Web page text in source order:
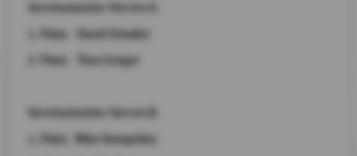
Vereinsmeister Herren A:
1. Platz: David Schuller
2. Platz: Theo Gröger
Vereinsmeister Herren B:
1. Platz: Mike Rumpeltes